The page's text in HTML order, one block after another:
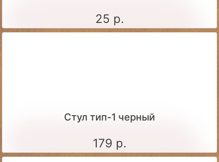
25 р.
Стул тип-1 черный
179 р.